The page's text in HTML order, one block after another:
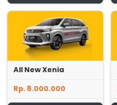
All New Xenia
Rp. 8.000.000